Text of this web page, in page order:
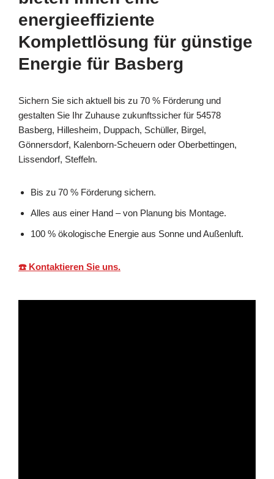
energieeffiziente
Komplettlösung für günstige
Energie für Basberg
Sichern Sie sich aktuell bis zu 70 % Förderung und
gestalten Sie Ihr Zuhause zukunftssicher für 54578
Basberg, Hillesheim, Duppach, Schüller, Birgel,
Gönnersdorf, Kalenborn-Scheuern oder Oberbettingen,
Lissendorf, Steffeln.
Bis zu 70 % Förderung sichern.
Alles aus einer Hand – von Planung bis Montage.
100 % ökologische Energie aus Sonne und Außenluft.
☎️ Kontaktieren Sie uns.